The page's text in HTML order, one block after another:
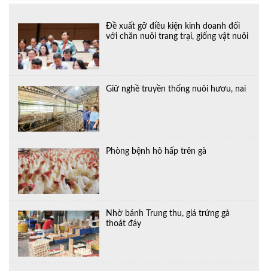
Đề xuất gỡ điều kiện kinh doanh đối
với chăn nuôi trang trại, giống vật nuôi
Giữ nghề truyền thống nuôi hươu, nai
Phòng bệnh hô hấp trên gà
Nhờ bánh Trung thu, giá trứng gà
thoát đáy